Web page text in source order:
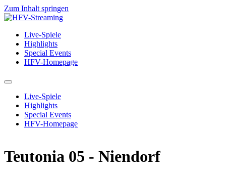
Zum Inhalt springen
Live-Spiele
Highlights
Special Events
HFV-Homepage
Live-Spiele
Highlights
Special Events
HFV-Homepage
Teutonia 05 - Niendorf